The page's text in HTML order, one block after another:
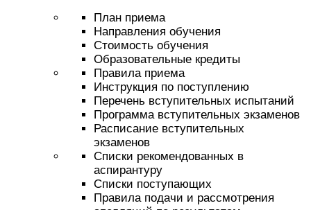
План приема
Направления обучения
Стоимость обучения
Образовательные кредиты
Правила приема
Инструкция по поступлению
Перечень вступительных испытаний
Программа вступительных экзаменов
Расписание вступительных
экзаменов
Списки рекомендованных в
аспирантуру
Списки поступающих
Правила подачи и рассмотрения